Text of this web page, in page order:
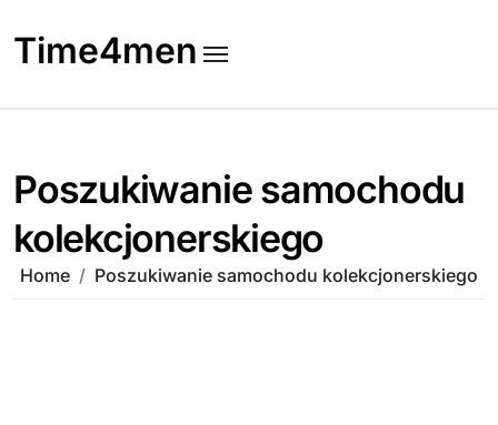
to
content
Time4men
Poszukiwanie samochodu
kolekcjonerskiego
Home Poszukiwanie samochodu kolekcjonerskiego